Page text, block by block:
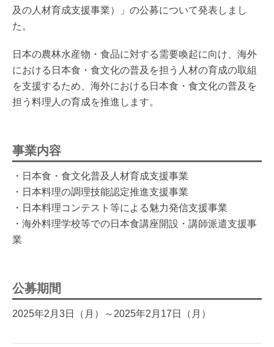
及の人材育成支援事業）」の公募について発表しまし
た。
日本の農林水産物・食品に対する需要喚起に向け、海外
における日本食・食文化の普及を担う人材の育成の取組
を支援するため、海外における日本食・食文化の普及を
担う料理人の育成を推進します。
事業内容
・日本食・食文化普及人材育成支援事業
・日本料理の調理技能認定推進支援事業
・日本料理コンテスト等による魅力発信支援事業
・海外料理学校等での日本食講座開設・講師派遣支援事
業
公募期間
2025年2月3日（月）～2025年2月17日（月）